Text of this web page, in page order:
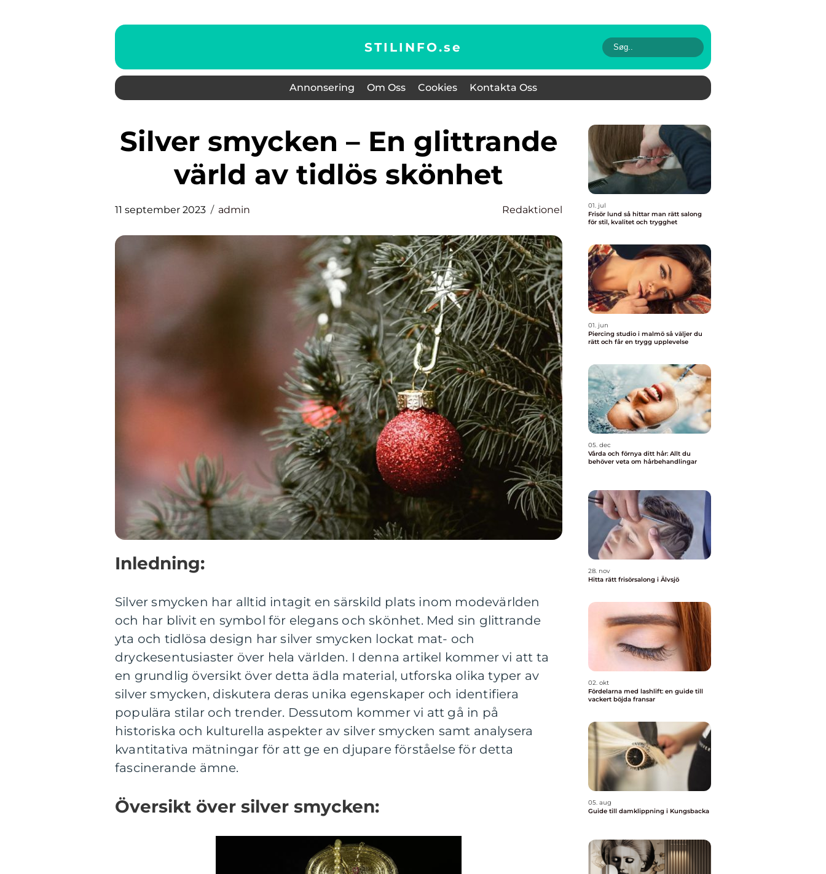
STILINFO.se
Annonsering Om Oss Cookies Kontakta Oss
Silver smycken – En glittrande
värld av tidlös skönhet
11 september 2023 admin Redaktionel
Inledning:
Silver smycken har alltid intagit en särskild plats inom modevärlden
och har blivit en symbol för elegans och skönhet. Med sin glittrande
yta och tidlösa design har silver smycken lockat mat- och
dryckesentusiaster över hela världen. I denna artikel kommer vi att ta
en grundlig översikt över detta ädla material, utforska olika typer av
silver smycken, diskutera deras unika egenskaper och identifiera
populära stilar och trender. Dessutom kommer vi att gå in på
historiska och kulturella aspekter av silver smycken samt analysera
kvantitativa mätningar för att ge en djupare förståelse för detta
fascinerande ämne.
Översikt över silver smycken:
01. jul
Frisör lund så hittar man rätt salong
för stil, kvalitet och trygghet
01. jun
Piercing studio i malmö så väljer du
rätt och får en trygg upplevelse
05. dec
Vårda och förnya ditt hår: Allt du
behöver veta om hårbehandlingar
28. nov
Hitta rätt frisörsalong i Älvsjö
02. okt
Fördelarna med lashlift: en guide till
vackert böjda fransar
05. aug
Guide till damklippning i Kungsbacka